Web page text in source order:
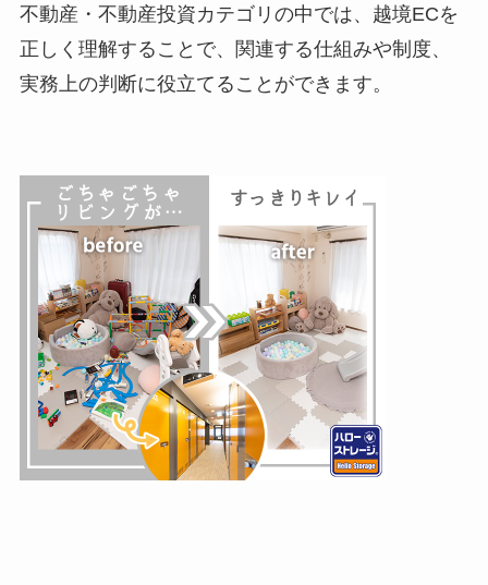
不動産・不動産投資カテゴリの中では、越境ECを
正しく理解することで、関連する仕組みや制度、
実務上の判断に役立てることができます。